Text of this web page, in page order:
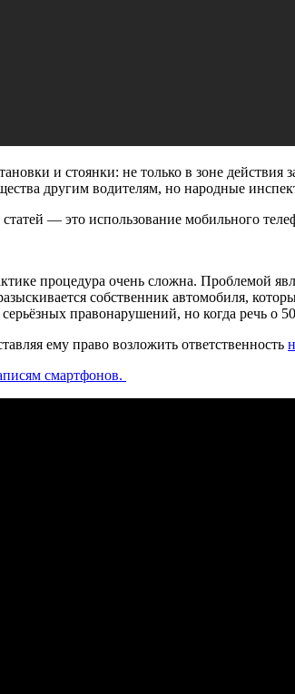
и стоянки: не только в зоне
другим водителям, но народные
— это использование мобильного
процедура очень сложна. Проблемой
собственник автомобиля,
правонарушений, но когда речь о
ему право возложить ответственность
смартфонов.